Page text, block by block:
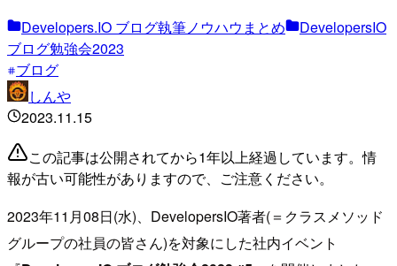
Developers.IO ブログ執筆ノウハウまとめ
DevelopersIO
ブログ勉強会2023
ブログ
しんや
2023.11.15
この記事は公開されてから1年以上経過しています。情
報が古い可能性がありますので、ご注意ください。
2023年11月08日(水)、DevelopersIO著者(＝クラスメソッド
グループの社員の皆さん)を対象にした社内イベント